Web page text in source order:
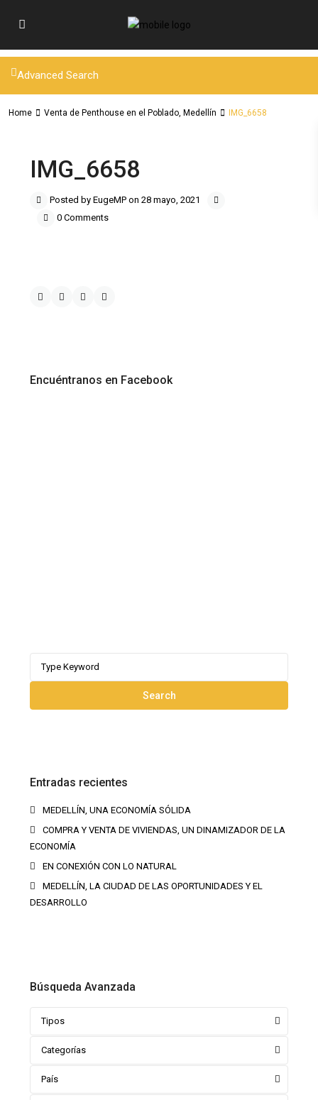
Advanced Search
Home Venta de Penthouse en el Poblado, Medellín IMG_6658
IMG_6658
Posted by EugeMP on 28 mayo, 2021
0 Comments
Encuéntranos en Facebook
Search
Entradas recientes
MEDELLÍN, UNA ECONOMÍA SÓLIDA
COMPRA Y VENTA DE VIVIENDAS, UN DINAMIZADOR DE LA
ECONOMÍA
EN CONEXIÓN CON LO NATURAL
MEDELLÍN, LA CIUDAD DE LAS OPORTUNIDADES Y EL
DESARROLLO
Búsqueda Avanzada
Tipos
Categorías
País